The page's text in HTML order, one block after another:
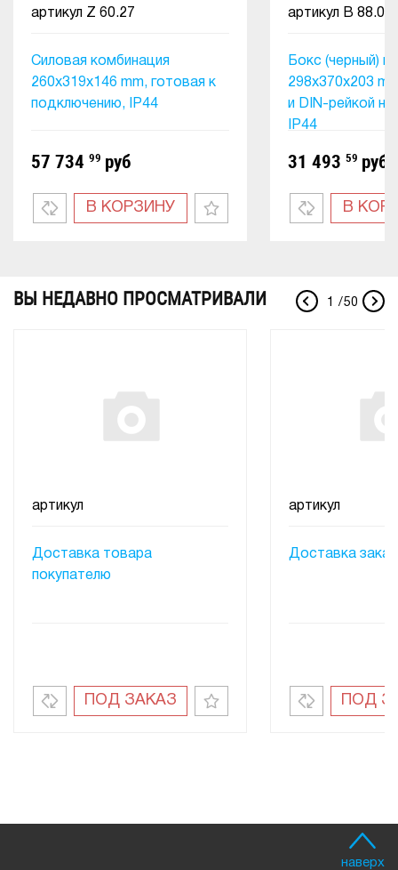
Силовая комбинация
260x319x146 mm, готовая к
подключению, IP44
артикул Z 60.27
57 734 99 руб
В КОРЗИНУ
Бокс (черный)
298х370х203
и DIN-рейкой
IP44
артикул B 88.01
31 493 59 руб
В
ВЫ НЕДАВНО ПРОСМАТРИВАЛИ /50
Доставка товара
покупателю
артикул
ПОД ЗАКАЗ
Доставка
артикул
ПОД
1
наверх